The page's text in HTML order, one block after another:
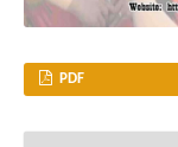
PDF